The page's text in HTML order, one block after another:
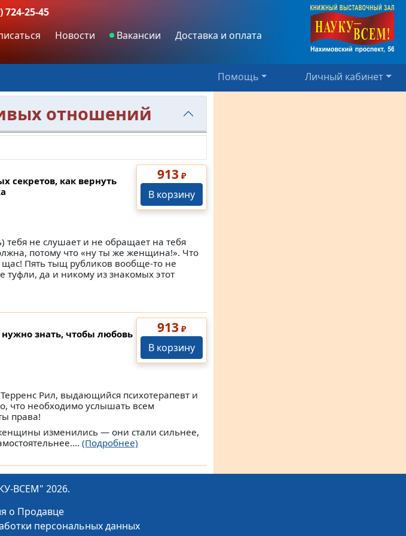
724-25-45
Новости Вакансии
Доставка и оплата
Помощь Личный кабинет
отношений
913 ₽
В корзину
секретов, как вернуть
тебя не слушает и не обращает на тебя
потому что «ну ты же женщина!». Что
щас! Пять тыщ рубликов вообще-то не
да и никому из знакомых этот
913 ₽
В корзину
знать, чтобы любовь
Рил, выдающийся психотерапевт и
что необходимо услышать всем
права!
изменились — они стали сильнее,
(Подробнее)
ВСЕМ" 2026.
о Продавце
персональных данных